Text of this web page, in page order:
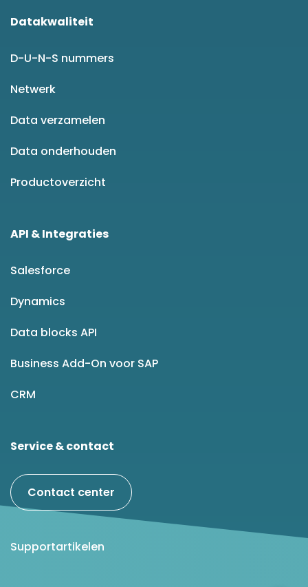
Datakwaliteit
D-U-N-S nummers
Netwerk
Data verzamelen
Data onderhouden
Productoverzicht
API & Integraties
Salesforce
Dynamics
Data blocks API
Business Add-On voor SAP
CRM
Service & contact
Contact center
Supportartikelen